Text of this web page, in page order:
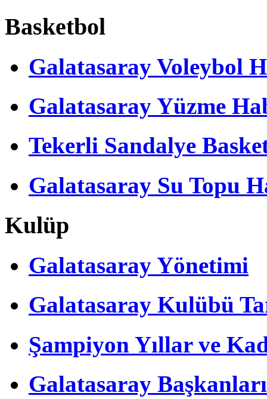
Basketbol
Galatasaray Voleybol
Galatasaray Yüzme
Tekerli Sandalye
Galatasaray Su Topu
Kulüp
Galatasaray Yönetimi
Galatasaray Kulübü
Şampiyon Yıllar ve
Galatasaray Başkanları